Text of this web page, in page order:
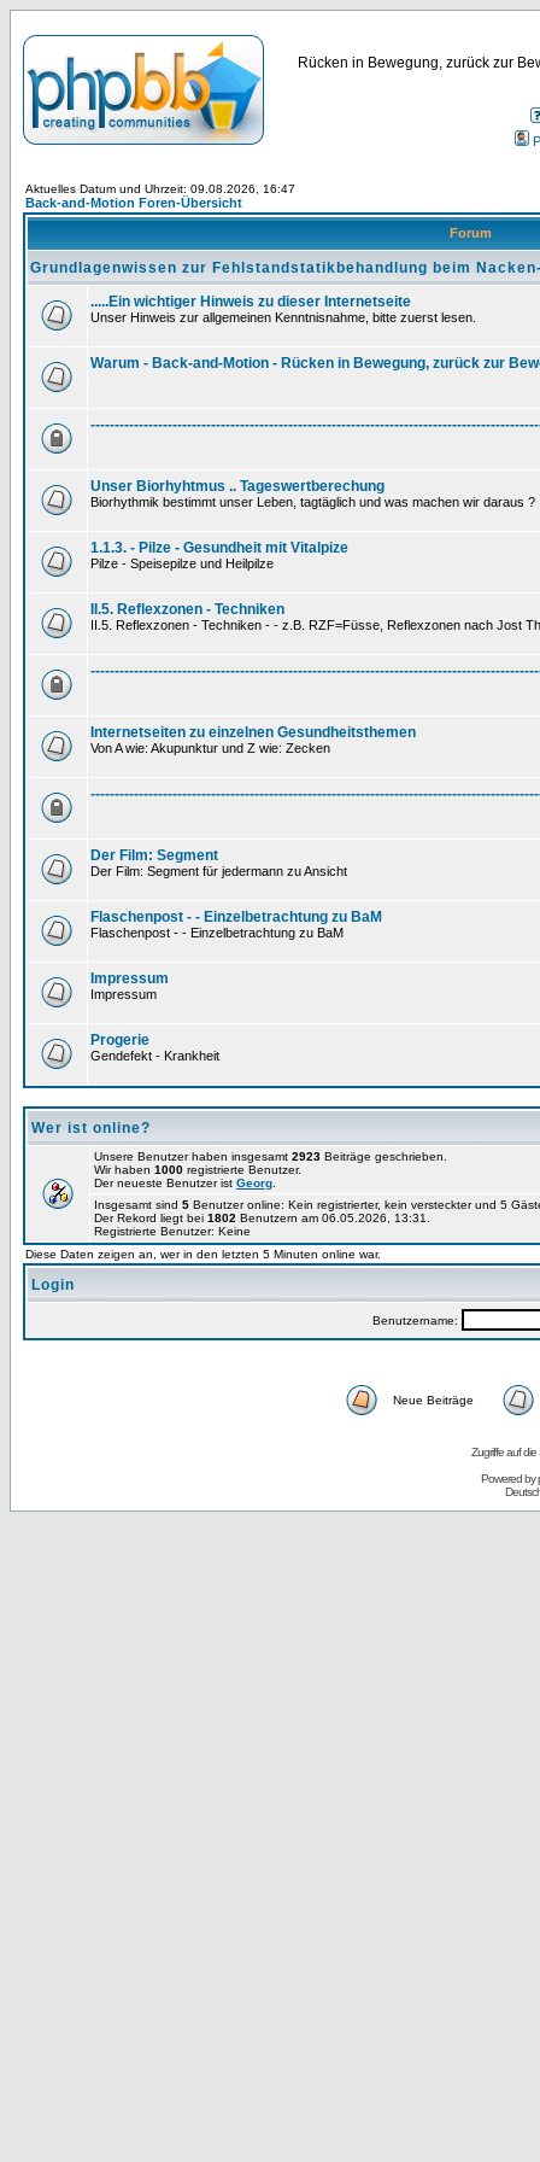
Rücken in Bewegung, zurück zur
Aktuelles Datum und Uhrzeit: 09.08.2026, 16:47
Back-and-Motion Foren-Übersicht
Forum
Grundlagenwissen zur Fehlstandstatikbehandlung beim
.....Ein wichtiger Hinweis zu dieser Internetseite
Unser Hinweis zur allgemeinen Kenntnisnahme, bitte zuerst lesen.
Warum - Back-and-Motion - Rücken in Bewegung, zurück zur
Unser Biorhyhtmus .. Tageswertberechung
Biorhythmik bestimmt unser Leben, tagtäglich und was machen wir daraus ?
1.1.3. - Pilze - Gesundheit mit Vitalpize
Pilze - Speisepilze und Heilpilze
II.5. Reflexzonen - Techniken
II.5. Reflexzonen - Techniken - - z.B. RZF=Füsse, Reflexzonen nach Jost
Internetseiten zu einzelnen Gesundheitsthemen
Von A wie: Akupunktur und Z wie: Zecken
Der Film: Segment
Der Film: Segment für jedermann zu Ansicht
Flaschenpost - - Einzelbetrachtung zu BaM
Flaschenpost - - Einzelbetrachtung zu BaM
Impressum
Impressum
Progerie
Gendefekt - Krankheit
Wer ist online?
Unsere Benutzer haben insgesamt 2923 Beiträge geschrieben.
Wir haben 1000 registrierte Benutzer.
Der neueste Benutzer ist Georg
Insgesamt sind 5 Benutzer online: Kein registrierter, kein versteckter und 5
Der Rekord liegt bei 1802 Benutzern am 06.05.2026, 13:31.
Registrierte Benutzer: Keine
Diese Daten zeigen an, wer in den letzten 5 Minuten online war.
Login
Benutzername:
Neue Beiträge
Zugriffe auf
Powered by